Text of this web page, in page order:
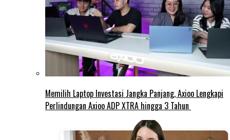
Memilih Laptop Investasi Jangka Panjang, Axioo Lengkapi
Perlindungan Axioo ADP XTRA hingga 3 Tahun